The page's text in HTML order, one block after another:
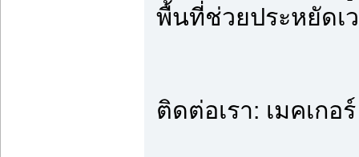
พื้นที่ช่วยประหยัดเ
ติดต่อเรา: เมคเกอ